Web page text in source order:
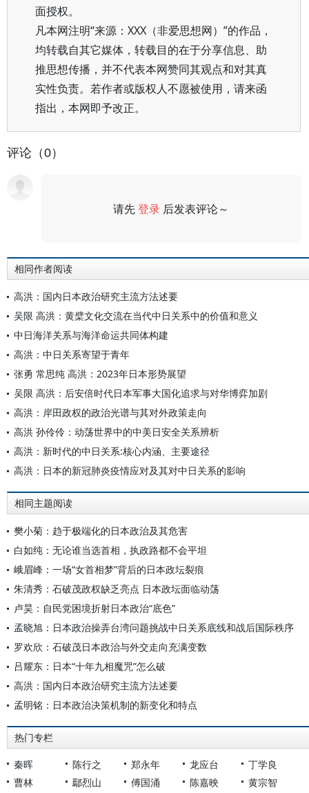
面授权。
凡本网注明“来源：XXX（非爱思想网）”的作品，
均转载自其它媒体，转载目的在于分享信息、助
推思想传播，并不代表本网赞同其观点和对其真
实性负责。若作者或版权人不愿被使用，请来函
指出，本网即予改正。
评论（0）
请先登录 后发表评论～
相同作者阅读
高洪：国内日本政治研究主流方法述要
吴限 高洪：黄檗文化交流在当代中日关系中的价值和意义
中日海洋关系与海洋命运共同体构建
高洪：中日关系寄望于青年
张勇 常思纯 高洪：2023年日本形势展望
吴限 高洪：后安倍时代日本军事大国化追求与对华博弈加剧
高洪：岸田政权的政治光谱与其对外政策走向
高洪 孙伶伶：动荡世界中的中美日安全关系辨析
高洪：新时代的中日关系:核心内涵、主要途径
高洪：日本的新冠肺炎疫情应对及其对中日关系的影响
相同主题阅读
樊小菊：趋于极端化的日本政治及其危害
白如纯：无论谁当选首相，执政路都不会平坦
峨眉峰：一场“女首相梦”背后的日本政坛裂痕
朱清秀：石破茂政权缺乏亮点 日本政坛面临动荡
卢昊：自民党困境折射日本政治“底色”
孟晓旭：日本政治操弄台湾问题挑战中日关系底线和战后国际秩序
罗欢欣：石破茂日本政治与外交走向充满变数
吕耀东：日本“十年九相魔咒”怎么破
高洪：国内日本政治研究主流方法述要
孟明铭：日本政治决策机制的新变化和特点
热门专栏
秦晖 陈行之 郑永年 龙应台
丁学良
曹林
鄢烈山 傅国涌 陈嘉映 黄宗智